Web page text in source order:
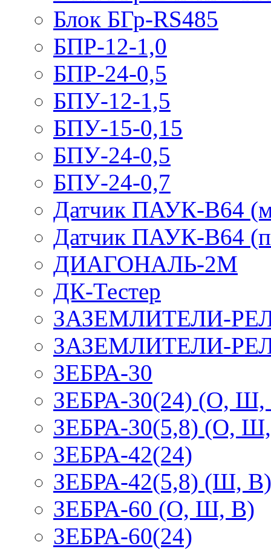
Блок БГр-RS485
БПР-12-1,0
БПР-24-0,5
БПУ-12-1,5
БПУ-15-0,15
БПУ-24-0,5
БПУ-24-0,7
Датчик ПАУК-В64
Датчик ПАУК-В64
ДИАГОНАЛЬ-2М
ДК-Тестер
ЗАЗЕМЛИТЕЛИ-
ЗАЗЕМЛИТЕЛИ-
ЗЕБРА-30
ЗЕБРА-30(24) (О,
ЗЕБРА-30(5,8) (О,
ЗЕБРА-42(24)
ЗЕБРА-42(5,8) (Ш, В)
ЗЕБРА-60 (О, Ш, В)
ЗЕБРА-60(24)